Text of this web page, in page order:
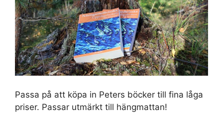
Passa på att köpa in Peters böcker till fina låga
priser. Passar utmärkt till hängmattan!